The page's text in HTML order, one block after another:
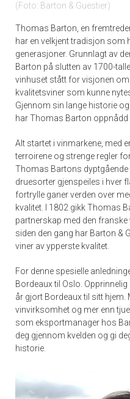
Foto: Barton & Guestier
Thomas Barton, en
har en velkjent tradisjon som
generasjoner. Grunnlagt av
Barton på slutten av 1700-
vinhuset stått for visjonen
kvalitetsviner som kunne
Gjennom sin lange historie
har Thomas Barton oppnådd
Alt startet i vinmarkene, med
terroirene og strenge regler
Thomas Bartons
druesorter gjenspeiles i hver
fortrylle ganer verden over
kvalitet.
I 1802 gikk Thomas
partnerskap med den franske
siden den gang har Barton &
viner av ypperste kvalitet.
For denne spesielle
Bordeaux til Oslo.
år gjort Bordeaux til sitt hjem.
vinvirksomhet og mer enn
som eksportmanager hos
deg gjennom kvelden og gi
historie.